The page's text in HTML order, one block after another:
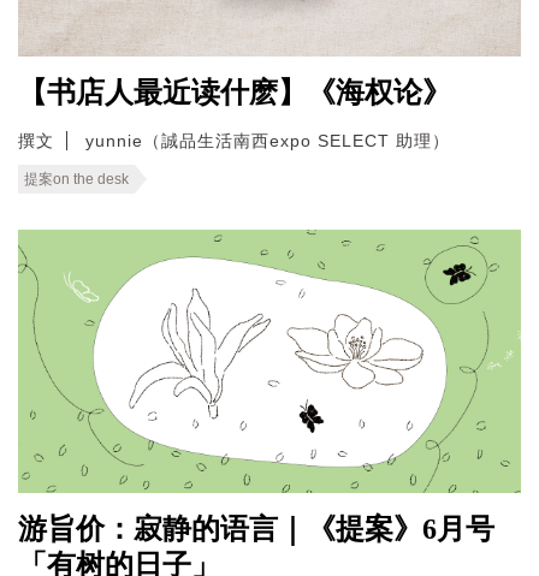
【书店人最近读什麽】《海权论》
撰文 yunnie（誠品生活南西expo SELECT 助理）
提案on the desk
游旨价：寂静的语言｜《提案》6月号
「有树的日子」